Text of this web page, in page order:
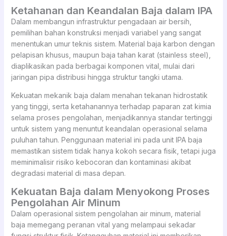
Ketahanan dan Keandalan Baja dalam IPA
Dalam membangun infrastruktur pengadaan air bersih,
pemilihan bahan konstruksi menjadi variabel yang sangat
menentukan umur teknis sistem. Material baja karbon dengan
pelapisan khusus, maupun baja tahan karat (stainless steel),
diaplikasikan pada berbagai komponen vital, mulai dari
jaringan pipa distribusi hingga struktur tangki utama.
Kekuatan mekanik baja dalam menahan tekanan hidrostatik
yang tinggi, serta ketahanannya terhadap paparan zat kimia
selama proses pengolahan, menjadikannya standar tertinggi
untuk sistem yang menuntut keandalan operasional selama
puluhan tahun. Penggunaan material ini pada unit IPA baja
memastikan sistem tidak hanya kokoh secara fisik, tetapi juga
meminimalisir risiko kebocoran dan kontaminasi akibat
degradasi material di masa depan.
Kekuatan Baja dalam Menyokong Proses
Pengolahan Air Minum
Dalam operasional sistem pengolahan air minum, material
baja memegang peranan vital yang melampaui sekadar